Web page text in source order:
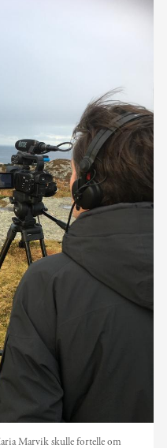
Marvik skulle fortelle om